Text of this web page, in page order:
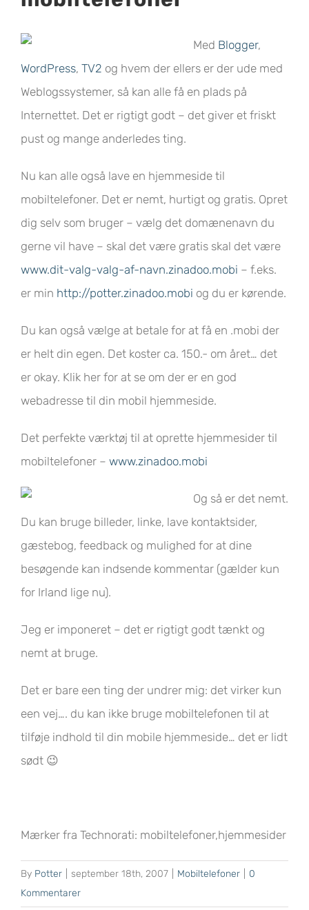
Med Blogger,
WordPress, TV2 og hvem der ellers er der ude med
Weblogssystemer, så kan alle få en plads på
Internettet. Det er rigtigt godt – det giver et friskt
pust og mange anderledes ting.
Nu kan alle også lave en hjemmeside til
mobiltelefoner. Det er nemt, hurtigt og gratis. Opret
dig selv som bruger – vælg det domænenavn du
gerne vil have – skal det være gratis skal det være
www.dit-valg-valg-af-navn.zinadoo.mobi – f.eks.
er min http://potter.zinadoo.mobi og du er kørende.
Du kan også vælge at betale for at få en .mobi der
er helt din egen. Det koster ca. 150.- om året… det
er okay. Klik her for at se om der er en god
webadresse til din mobil hjemmeside.
Det perfekte værktøj til at oprette hjemmesider til
mobiltelefoner – www.zinadoo.mobi
Og så er det nemt.
Du kan bruge billeder, linke, lave kontaktsider,
gæstebog, feedback og mulighed for at dine
besøgende kan indsende kommentar (gælder kun
for Irland lige nu).
Jeg er imponeret – det er rigtigt godt tænkt og
nemt at bruge.
Det er bare een ting der undrer mig: det virker kun
een vej…. du kan ikke bruge mobiltelefonen til at
tilføje indhold til din mobile hjemmeside… det er lidt
sødt 😉
Mærker fra Technorati: mobiltelefoner,hjemmesider
By Potter september 18th, 2007 Mobiltelefoner
0
Kommentarer